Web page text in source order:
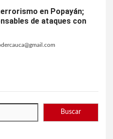
en Popayán;
de ataques con
Buscar